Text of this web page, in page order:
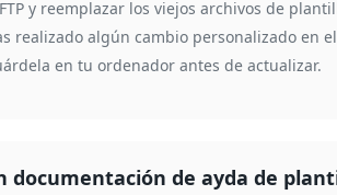
y reemplazar los viejos archivos de
realizado algún cambio personalizado en
en tu ordenador antes de actualizar.
documentación de ayda de